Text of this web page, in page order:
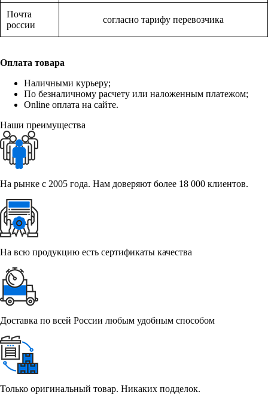
Почта
россии
согласно тарифу перевозчика
Оплата товара
Наличными курьеру;
По безналичному расчету или наложенным платежом;
Online оплата на сайте.
Наши преимущества
На рынке с 2005 года. Нам доверяют более 18 000 клиентов.
На всю продукцию есть сертификаты качества
Доставка по всей России любым удобным способом
Только оригинальный товар. Никаких подделок.